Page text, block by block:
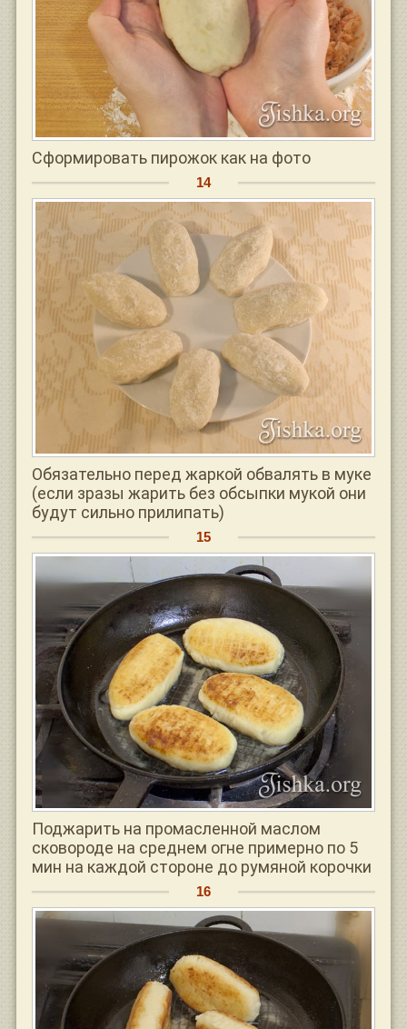
Сформировать пирожок как на фото
Обязательно перед жаркой обвалять в муке
(если зразы жарить без обсыпки мукой они
будут сильно прилипать)
Поджарить на промасленной маслом
сковороде на среднем огне примерно по 5
мин на каждой стороне до румяной корочки